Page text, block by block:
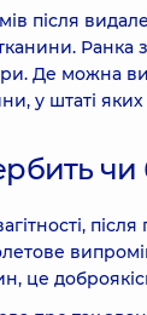
після
Ранка
Де можна
у штаті яких
чи
це